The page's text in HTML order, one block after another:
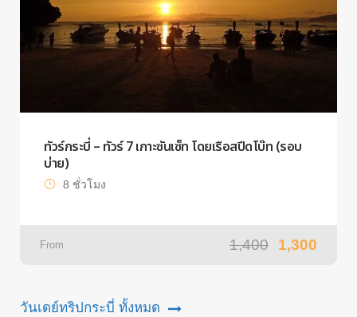
ทัวร์กระบี่ – ทัวร์ 7 เกาะซันเซ็ท โดยเรือสปีดโบ๊ท (รอบ
บ่าย)
8 ชั่วโมง
From 1,400 1,300
วันเดย์ทริปกระบี่ ทั้งหมด